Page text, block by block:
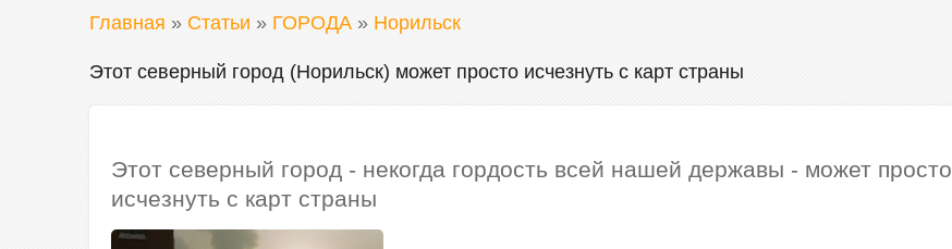
Главная » Статьи » ГОРОДА » Норильск
Этот северный город (Норильск) может просто исчезнуть с карт страны
Этот северный город - некогда гордость всей нашей державы - может просто
исчезнуть с карт страны